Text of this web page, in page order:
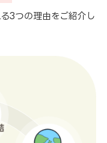
3つの理由をご紹介し